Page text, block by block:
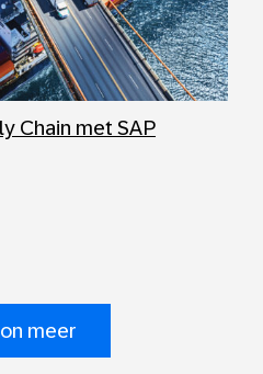
Chain met SAP
meer